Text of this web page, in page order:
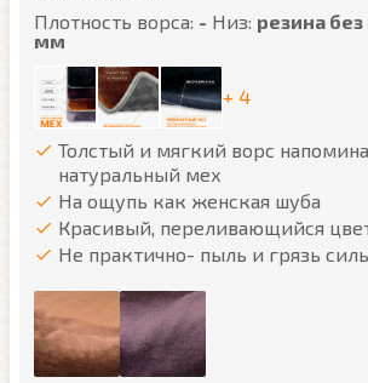
Плотность ворса: - Низ: резина
мм
+ 4
Толстый и мягкий ворс
натуральный мех
На ощупь как женская шуба
Красивый, переливающийся
Не практично- пыль и грязь